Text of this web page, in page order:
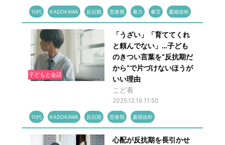
10代 KADOKAWA 反抗期 思春期 暴力 暴言 書籍抜粋
子どもと会話
「うざい」「育ててくれ
と頼んでない」…子ども
のきつい言葉を“反抗期だ
から“で片づけないほうが
いい理由
こど看
2025.12.19 11:50
10代 KADOKAWA 反抗期 思春期 書籍抜粋
心配が反抗期を長引かせ